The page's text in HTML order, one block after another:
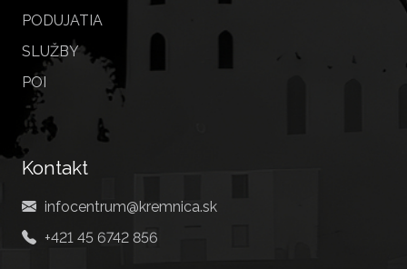
PODUJATIA
SLUŽBY
POI
Kontakt
infocentrum@kremnica.sk
+421 45 6742 856